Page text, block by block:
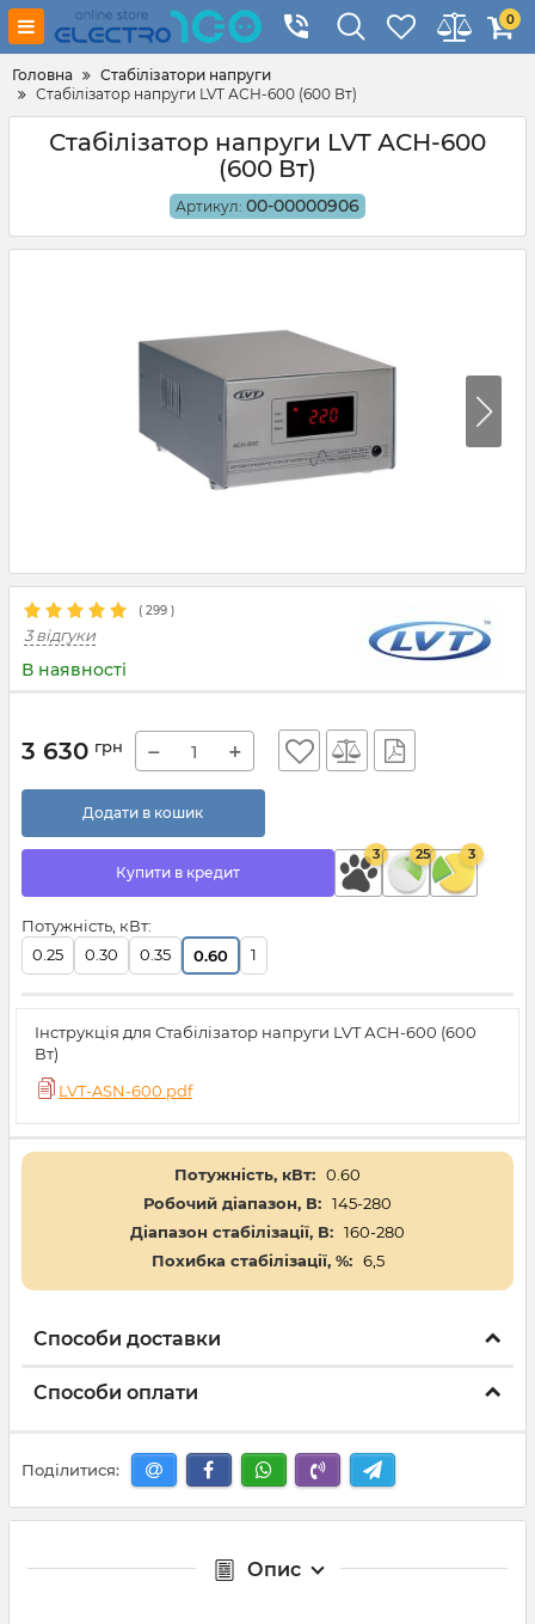
0
Головна
Стабілізатори напруги
Стабілізатор напруги LVT АСН-600 (600 Вт)
Стабілізатор напруги LVT АСН-600
(600 Вт)
Артикул: 00-00000906
( 299 )
3 відгуки
В наявності
Інструкція для Стабілізатор напруги LVT АСН-600 (600
Вт)
LVT-ASN-600.pdf
Потужність, кВт:
0.25
0.30 0.35 0.60 1
3 630 грн − +
Додати в кошик
Купити в кредит
3 25 3
Потужність, кВт: 0.60
Робочий діапазон, В: 145-280
Діапазон стабілізації, В: 160-280
Похибка стабілізації, %: 6,5
Способи доставки
Способи оплати
Поділитися:
Опис